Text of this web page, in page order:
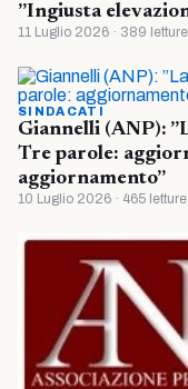
”Ingiusta
11 Luglio 2026 · 389 letture
SINDACATI
Giannelli (ANP):
Tre parole:
aggiornamento”
10 Luglio 2026 · 465 letture